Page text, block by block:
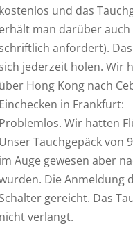
kostenlos und das
erhält man darüber
schriftlich anfordert).
sich jederzeit holen. Wir
über Hong Kong nach
Einchecken in Frankfurt:
Problemlos. Wir hatten
Unser Tauchgepäck von
im Auge gewesen aber
Die Anmeldung
Schalter gereicht. Das
nicht verlangt.